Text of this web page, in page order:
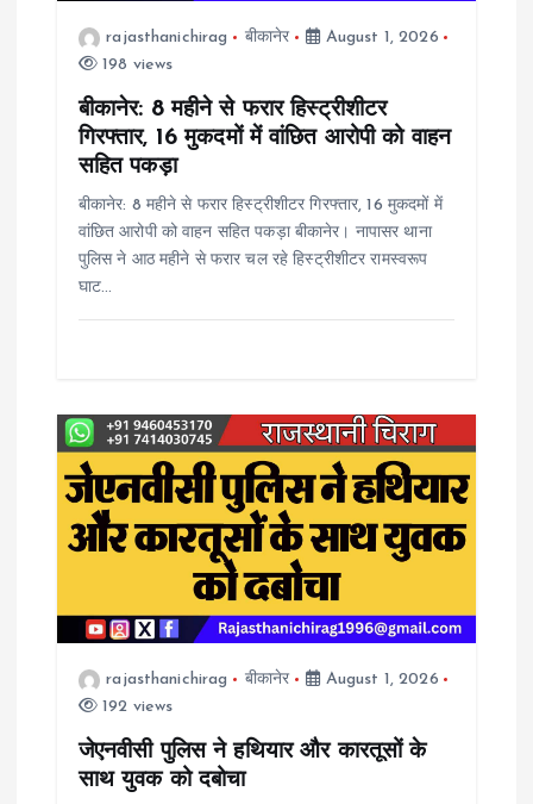
rajasthanichirag बीकानेर
August 1, 2026
198 views
बीकानेर: 8 महीने से फरार हिस्ट्रीशीटर
गिरफ्तार, 16 मुकदमों में वांछित आरोपी को वाहन
सहित पकड़ा
बीकानेर: 8 महीने से फरार हिस्ट्रीशीटर गिरफ्तार, 16 मुकदमों में
वांछित आरोपी को वाहन सहित पकड़ा बीकानेर। नापासर थाना
पुलिस ने आठ महीने से फरार चल रहे हिस्ट्रीशीटर रामस्वरूप
घाट…
rajasthanichirag बीकानेर
August 1, 2026
192 views
जेएनवीसी पुलिस ने हथियार और कारतूसों के
साथ युवक को दबोचा